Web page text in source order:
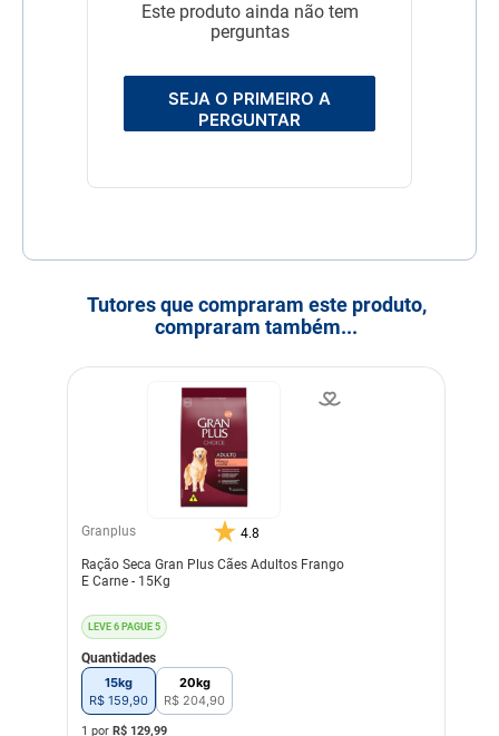
Este produto ainda não tem
perguntas
SEJA O PRIMEIRO A
PERGUNTAR
Tutores que compraram este produto,
compraram também...
Granplus 4.8
Ração Seca Gran Plus Cães Adultos Frango
E Carne - 15Kg
LEVE 6 PAGUE 5
Quantidades
15kg
R$ 159,90
20kg
R$ 204,90
1 por R$ 129,99